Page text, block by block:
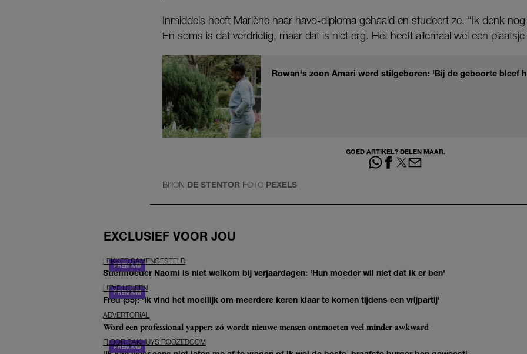
Inmiddels heeft Marlène haar havo-diploma gehaald en studeert ze. “Ik denk
En soms is dat verdrietig, maar dat is niet erg. Het heeft allemaal wel een plaatsje
Rowan's zoon Amari werd stilgeboren: 'Bij de geboorte bleef
GOED ARTIKEL? DELEN MAAR.
BRON DE STENTOR FOTO PEXELS
EXCLUSIEF VOOR JOU
LEKKER SAMENGESTELD
Stiefmoeder Naomi is niet welkom bij verjaardagen: 'Hun moeder wil niet dat ik er ben'
LIEVE HELEEN
Fred (55): 'Ik vind het moeilijk om meerdere keren klaar te komen tijdens een vrijpartij'
ADVERTORIAL
Word een professional yapper: zó wordt nieuwe mensen ontmoeten veel minder awkward
FLOOR BAKHUYS ROOZEBOOM